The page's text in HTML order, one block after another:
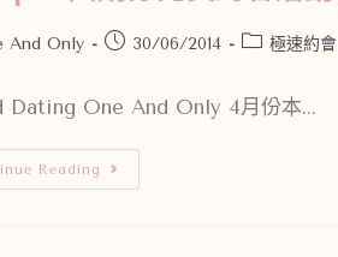
And Only 30/06/2014 極速約會
Dating One And Only 4月份本...
Reading